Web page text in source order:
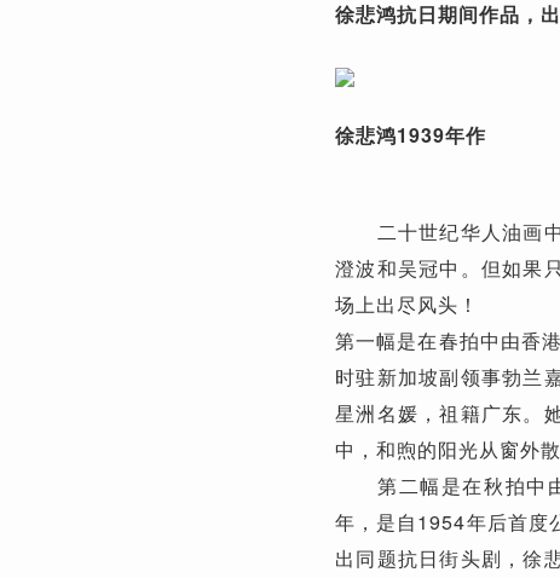
徐悲鸿抗日期间作品，
徐悲鸿1939年作
二十世纪华人油画中
澄波和吴冠中。但如果
场上出尽风头！
第一幅是在春拍中由香
时驻新加坡副领事勃兰
星洲名媛，祖籍广东。
中，和煦的阳光从窗外
第二幅是在秋拍中由
年，是自1954年后首度
出同题抗日街头剧，徐